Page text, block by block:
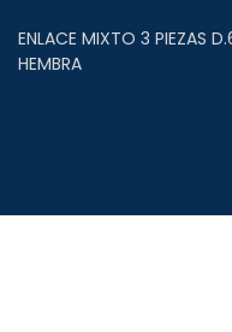
ENLACE MIXTO 3 PIEZAS
HEMBRA